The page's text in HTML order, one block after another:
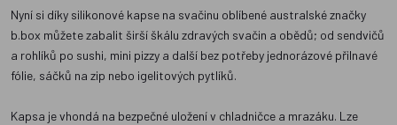
Nyní si díky silikonové kapse na svačinu oblíbené australské značky
b.box můžete zabalit širší škálu zdravých svačin a obědů; od sendvičů
a rohlíků po sushi, mini pizzy a další bez potřeby jednorázové přilnavé
fólie, sáčků na zip nebo igelitových pytlíků.
Kapsa je vhondá na bezpečné uložení v chladničce a mrazáku. Lze